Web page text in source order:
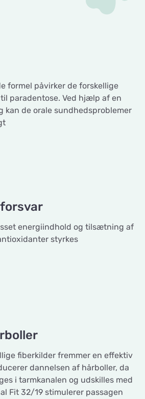
formel påvirker de forskellige
paradentose. Ved hjælp af en
kan de orale sundhedsproblemer
energiindhold og tilsætning af
styrkes
fiberkilder fremmer en effektiv
dannelsen af hårboller, da
i tarmkanalen og udskilles med
Fit 32/19 stimulerer passagen